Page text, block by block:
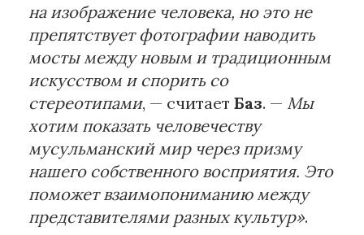
на изображение человека, но это не
препятствует фотографии наводить
мосты между новым и традиционным
искусством и спорить со
стереотипами, — считает Баз. — Мы
хотим показать человечеству
мусульманский мир через призму
нашего собственного восприятия. Это
поможет взаимопониманию между
представителями разных культур».